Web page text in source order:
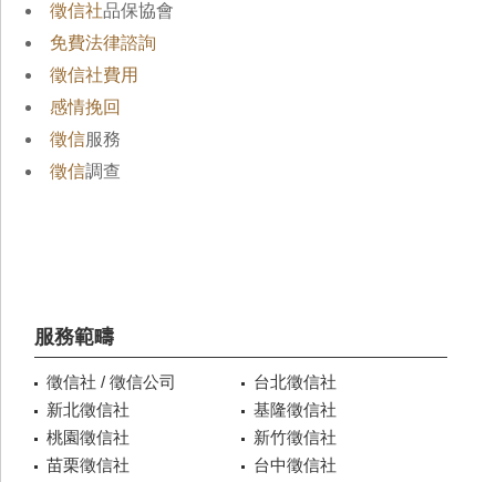
徵信社品保協會
免費法律諮詢
徵信社費用
感情挽回
徵信服務
徵信調查
服務範疇
徵信社 / 徵信公司
台北徵信社
新北徵信社
基隆徵信社
桃園徵信社
新竹徵信社
苗栗徵信社
台中徵信社